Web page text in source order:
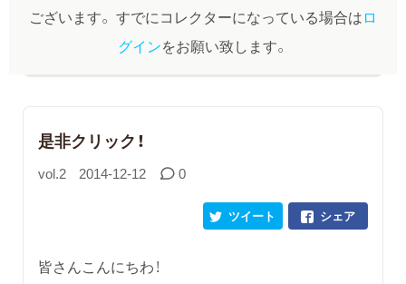
ございます。 すでにコレクターになっている場合はロ
グインをお願い致します。
是非クリック！
vol.2 2014-12-12 0
シェア
ツイート
皆さんこんにちわ！